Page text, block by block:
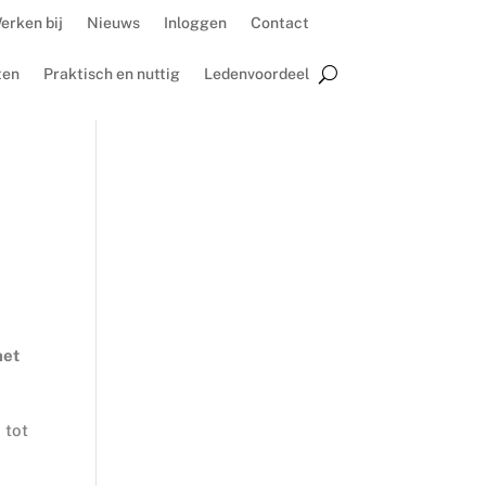
bij Nieuws Inloggen Contact
Praktisch en nuttig Ledenvoordeel
tot